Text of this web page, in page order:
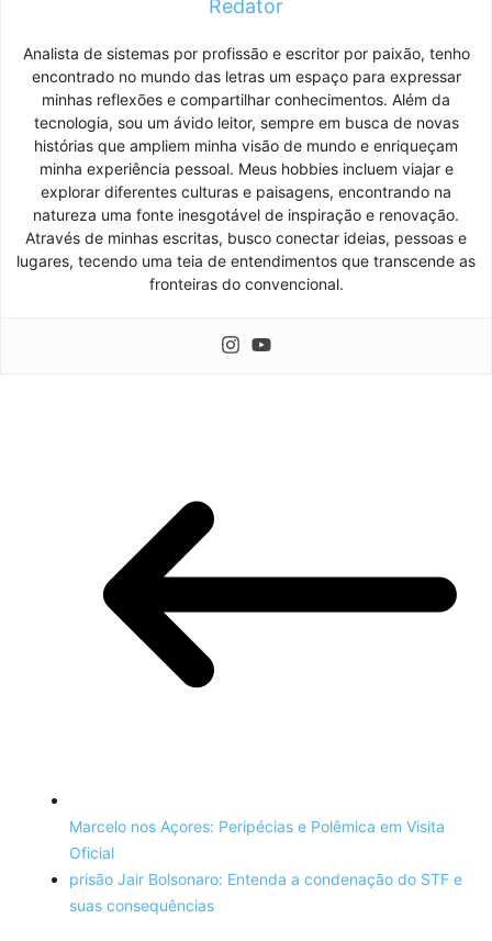
Redator
Analista de sistemas por profissão e escritor por paixão, tenho
encontrado no mundo das letras um espaço para expressar
minhas reflexões e compartilhar conhecimentos. Além da
tecnologia, sou um ávido leitor, sempre em busca de novas
histórias que ampliem minha visão de mundo e enriqueçam
minha experiência pessoal. Meus hobbies incluem viajar e
explorar diferentes culturas e paisagens, encontrando na
natureza uma fonte inesgotável de inspiração e renovação.
Através de minhas escritas, busco conectar ideias, pessoas e
lugares, tecendo uma teia de entendimentos que transcende as
fronteiras do convencional.
Marcelo nos Açores: Peripécias e Polêmica em Visita
Oficial
prisão Jair Bolsonaro: Entenda a condenação do STF e
suas consequências